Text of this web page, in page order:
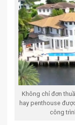
Không chỉ đơn
hay penthouse
công